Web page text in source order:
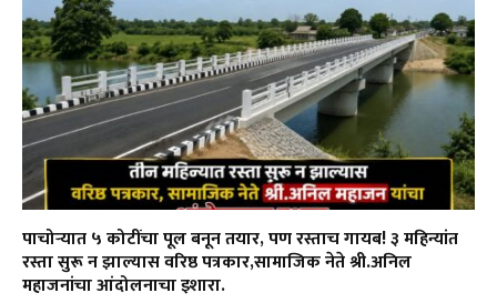
पाचोऱ्यात ५ कोटींचा पूल बनून तयार, पण रस्ताच गायब! ३ महिन्यांत
रस्ता सुरू न झाल्यास वरिष्ठ पत्रकार,सामाजिक नेते श्री.अनिल
महाजनांचा आंदोलनाचा इशारा.